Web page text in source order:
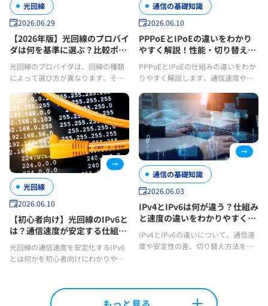
光回線
2026.06.29
【2026年版】光回線のプロバイ
ダは何を基準に選ぶ？比較ポイ
ントをわかりやすく解説
光回線のプロバイダは、回線の種類
によって選び方が異なります。それ
確認して、自分に合った光回線・プ
ロバイダ選びに役立てましょう！
通信の基礎知識
2026.06.10
PPPoEとIPoEの違いをわかり
やすく解説！性能・切り替え方
も紹介
PPPoEとIPoEの仕組みの違いをわか
りやすく解説します。通信速度や混
り替え方法や自分に合った選び方も
確認しましょう！
光回線
2026.06.10
【初心者向け】光回線のIPv6と
は？通信速度が安定する仕組み
を解説
光回線の通信速度を安定化するIPv6
とは何かを初心者向けにわかりやす
法も合わせて確認しておきまし
通信の基礎知識
2026.06.03
IPv4とIPv6は何が違う？仕組み
と速度の違いをわかりやすく解
IPv4とIPv6の違いについて、通信速
度や安定性の差、切り替え方法を解